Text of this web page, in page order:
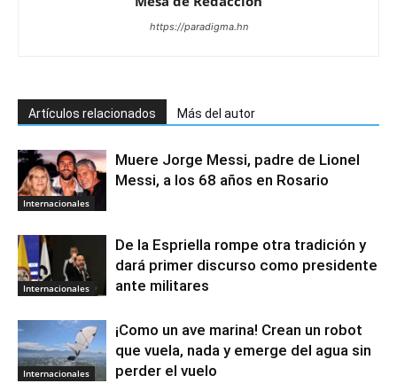
https://paradigma.hn
Artículos relacionados Más del autor
Internacionales
Muere Jorge Messi, padre de Lionel
Messi, a los 68 años en Rosario
Internacionales
De la Espriella rompe otra tradición y
dará primer discurso como presidente
ante militares
Internacionales
¡Como un ave marina! Crean un robot
que vuela, nada y emerge del agua sin
perder el vuelo